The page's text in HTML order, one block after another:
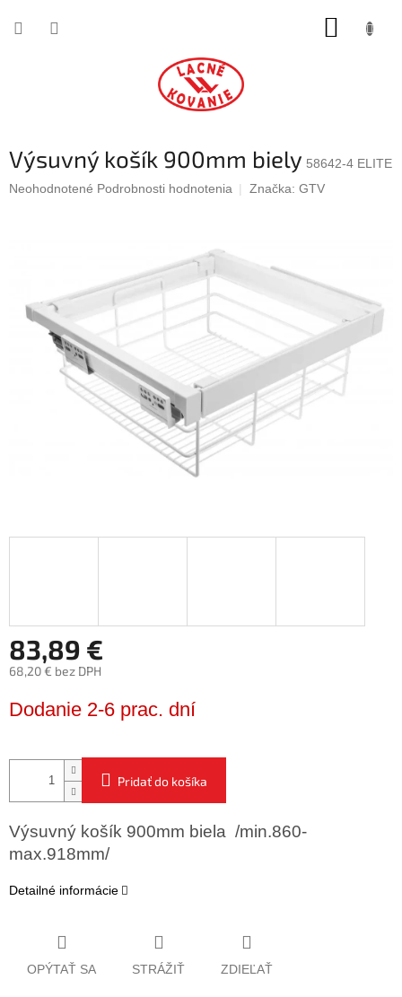
Výsuvný košík 900mm biely 58642-4 ELITE
Priemerné
hviezdičiek.
Neohodnotené Podrobnosti hodnotenia Značka: GTV
83,89 €
68,20 € bez DPH
cena:
Dodanie 2-6 prac. dní
Pridať do košíka
Výsuvný košík 900mm biela /min.860-
max.918mm/
Detailné informácie
OPÝTAŤ SA STRÁŽIŤ ZDIEĽAŤ